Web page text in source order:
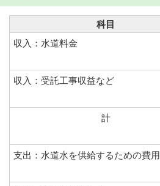
科目
収入：水道料金
収入：受託工事収益など
計
支出：水道水を供給するための費用